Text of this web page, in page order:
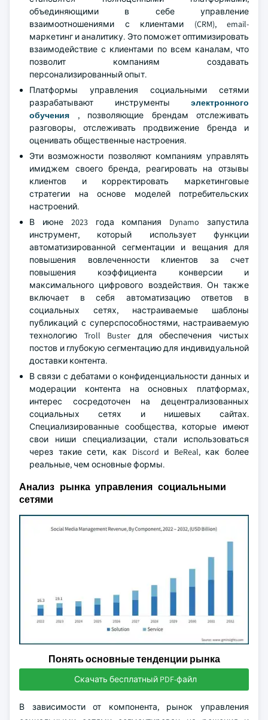
объединяющими в себе управление
взаимоотношениями с клиентами (CRM), email-
маркетинг и аналитику. Это поможет оптимизировать
взаимодействие с клиентами по всем каналам, что
позволит компаниям создавать
персонализированный опыт.
Платформы управления социальными сетями
разрабатывают инструменты электронного
обучения , позволяющие брендам отслеживать
разговоры, отслеживать продвижение бренда и
оценивать общественные настроения.
Эти возможности позволяют компаниям управлять
имиджем своего бренда, реагировать на отзывы
клиентов и корректировать маркетинговые
стратегии на основе моделей потребительских
настроений.
В июне 2023 года компания Dynamo запустила
инструмент, который использует функции
автоматизированной сегментации и вещания для
повышения вовлеченности клиентов за счет
повышения коэффициента конверсии и
максимального цифрового воздействия. Он также
включает в себя автоматизацию ответов в
социальных сетях, настраиваемые шаблоны
публикаций с суперспособностями, настраиваемую
технологию Troll Buster для обеспечения чистых
постов и глубокую сегментацию для индивидуальной
доставки контента.
В связи с дебатами о конфиденциальности данных и
модерации контента на основных платформах,
интерес сосредоточен на децентрализованных
социальных сетях и нишевых сайтах.
Специализированные сообщества, которые имеют
свои ниши специализации, стали использоваться
через такие сети, как Discord и BeReal, как более
реальные, чем основные формы.
Анализ рынка управления социальными
сетями
Понять основные тенденции рынка
Скачать бесплатный PDF-файл
В зависимости от компонента, рынок управления